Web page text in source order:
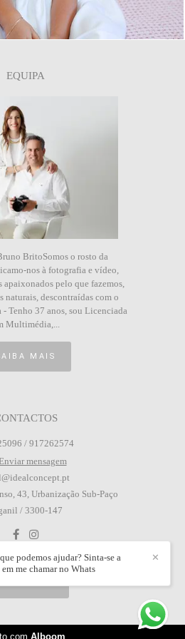
EQUIPA
BritoSomos o rosto da
nos à fotografia e vídeo,
apaixonados pelo que fazemos,
naturais, descontraídas com o
Tenho 37 anos, sou Licenciada
Multimédia,...
MAIS
/ 917262574
mensagem
43, Urbanização Sub-Paço
/ 3300-147
✕
podemos ajudar? Sinta-se a
me chamar no Whats
com Alboom